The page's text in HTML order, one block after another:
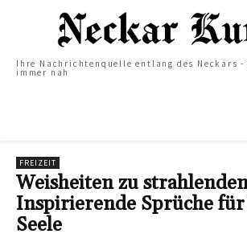
Ihre Nachrichtenquelle entlang des Neckars
immer nah
FREIZEIT
Weisheiten zu
Inspirierende Sprüche
Seele